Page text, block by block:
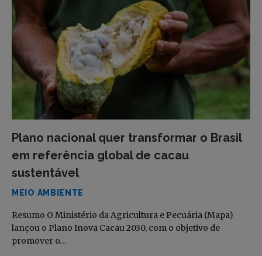
Plano nacional quer transformar o Brasil
em referência global de cacau
sustentável
MEIO AMBIENTE
Resumo O Ministério da Agricultura e Pecuária (Mapa)
lançou o Plano Inova Cacau 2030, com o objetivo de
promover o…